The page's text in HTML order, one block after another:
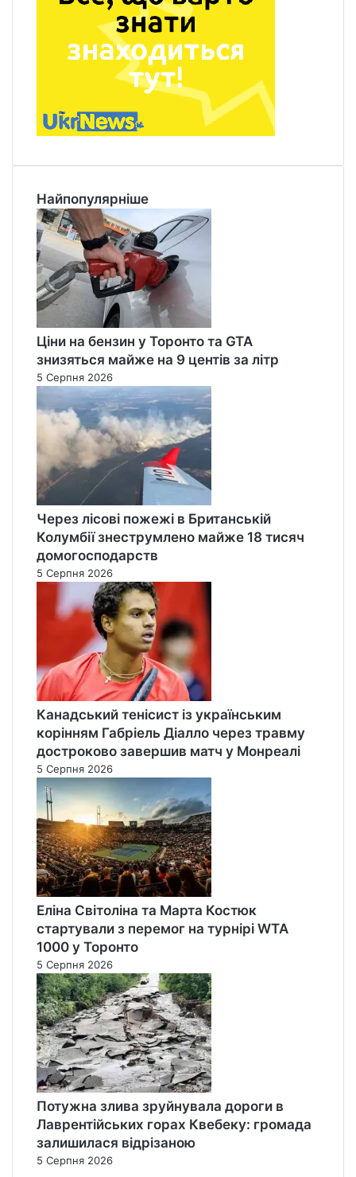
Найпопулярніше
Ціни на бензин у Торонто та GTA
знизяться майже на 9 центів за літр
5 Серпня 2026
Через лісові пожежі в Британській
Колумбії знеструмлено майже 18 тисяч
домогосподарств
5 Серпня 2026
Канадський тенісист із українським
корінням Габріель Діалло через травму
достроково завершив матч у Монреалі
5 Серпня 2026
Еліна Світоліна та Марта Костюк
стартували з перемог на турнірі WTA
1000 у Торонто
5 Серпня 2026
Потужна злива зруйнувала дороги в
Лаврентійських горах Квебеку: громада
залишилася відрізаною
5 Серпня 2026